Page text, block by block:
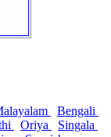
Bengali
Oriya
Singala